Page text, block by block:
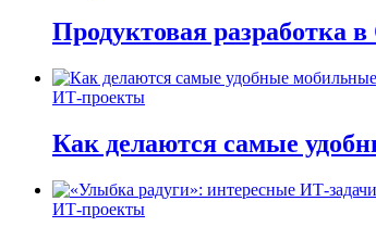
Продуктовая разработка
ИТ-проекты
Как делаются самые
ИТ-проекты